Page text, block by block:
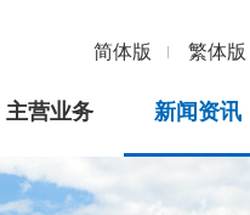
简体版 繁体版
主营业务 新闻资讯